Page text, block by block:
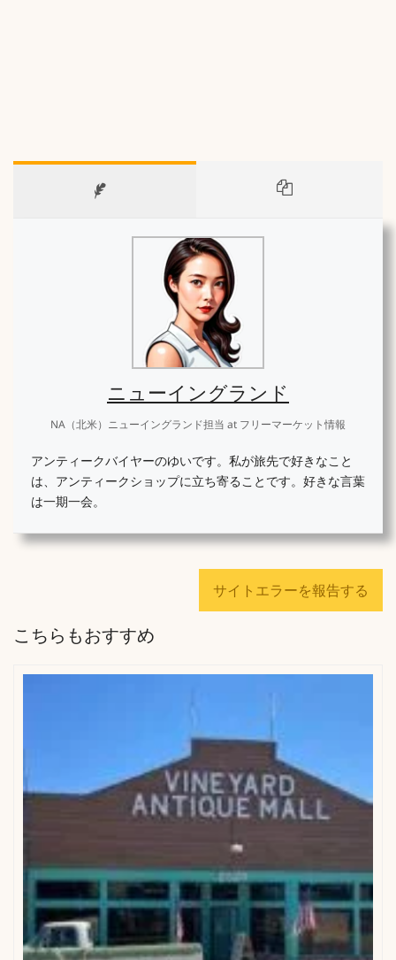
ニューイングランド
NA（北米）ニューイングランド担当atフリーマーケット情報
アンティークバイヤーのゆいです。私が旅先で好きなこと
は、アンティークショップに立ち寄ることです。好きな言葉
は一期一会。
サイトエラーを報告する
こちらもおすすめ